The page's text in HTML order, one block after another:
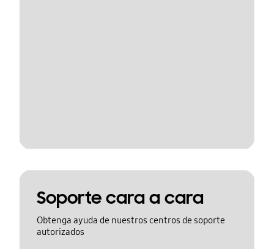
Soporte cara a cara
Obtenga ayuda de nuestros centros de soporte
autorizados